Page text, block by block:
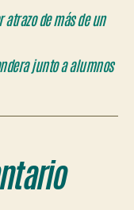
de más de un
junto a alumnos